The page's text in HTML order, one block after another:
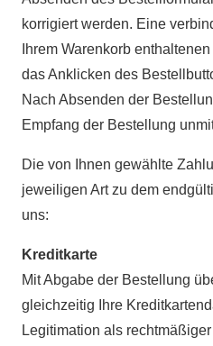
korrigiert werden. Eine
Ihrem Warenkorb
das Anklicken des
Nach Absenden der
Empfang der Bestellung
Die von Ihnen gewählte
jeweiligen Art zu dem
uns:
Kreditkarte
Mit Abgabe der Bestellung
gleichzeitig Ihre
Legitimation als